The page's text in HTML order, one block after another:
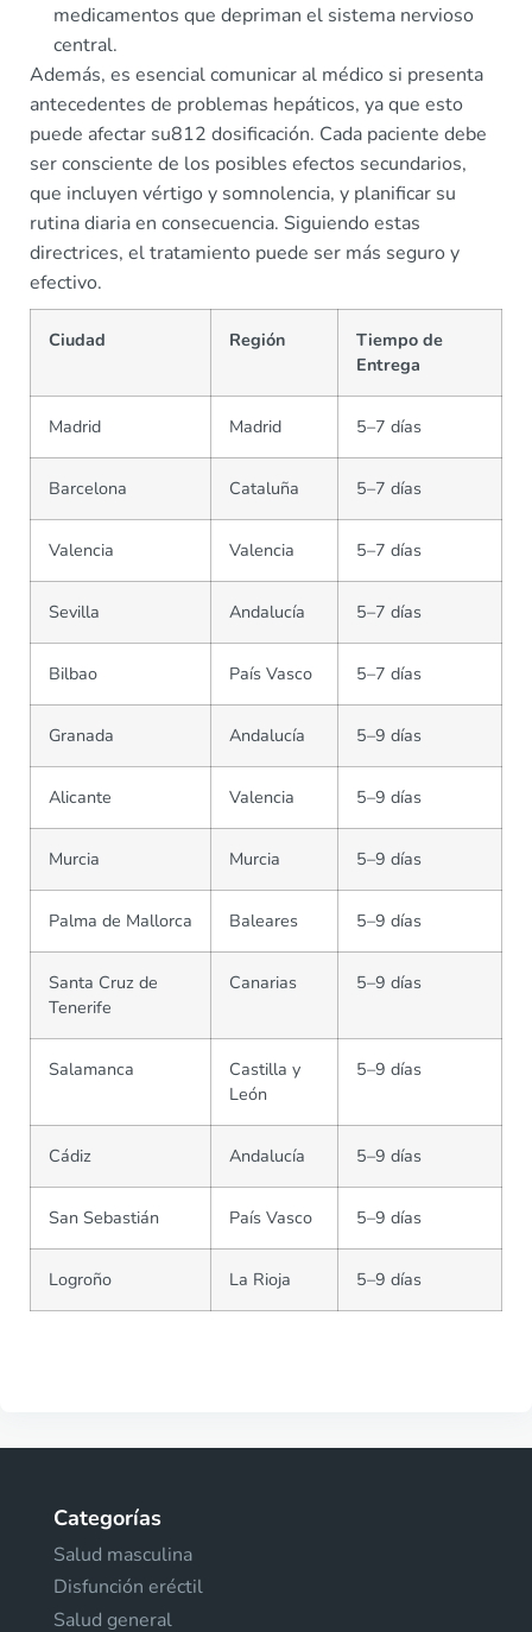
medicamentos que depriman el sistema nervioso
central.
Además, es esencial comunicar al médico si presenta
antecedentes de problemas hepáticos, ya que esto
puede afectar su812 dosificación. Cada paciente debe
ser consciente de los posibles efectos secundarios,
que incluyen vértigo y somnolencia, y planificar su
rutina diaria en consecuencia. Siguiendo estas
directrices, el tratamiento puede ser más seguro y
efectivo.
Ciudad Región
Tiempo de
Entrega
Madrid Madrid 5–7 días
Barcelona Cataluña 5–7 días
Valencia Valencia 5–7 días
Sevilla Andalucía 5–7 días
Bilbao País Vasco 5–7 días
Granada Andalucía 5–9 días
Alicante Valencia 5–9 días
Murcia Murcia 5–9 días
Palma de Mallorca Baleares 5–9 días
Santa Cruz de
Tenerife
Canarias 5–9 días
Salamanca
Castilla y
León
5–9 días
Cádiz Andalucía 5–9 días
San Sebastián País Vasco 5–9 días
Logroño La Rioja 5–9 días
Categorías
Salud masculina
Disfunción eréctil
Salud general